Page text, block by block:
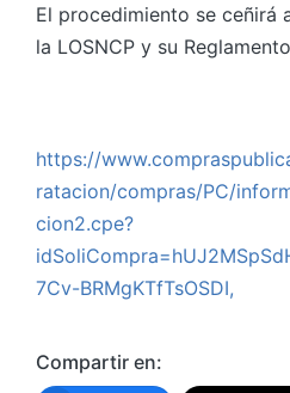
El procedimiento se ceñirá
la LOSNCP y su
https://
ratacion/compras/PC/
cion2.cpe?
7Cv-BRMgKTfTsOSDI,
Compartir en: